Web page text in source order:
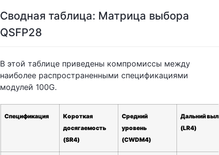
Сводная таблица: Матрица выбора
QSFP28
В этой таблице приведены компромиссы между
наиболее распространенными спецификациями
модулей 100G.
Спецификация
Короткая
досягаемость
(SR4)
Средний
уровень
(CWDM4)
Дальний
(LR4)